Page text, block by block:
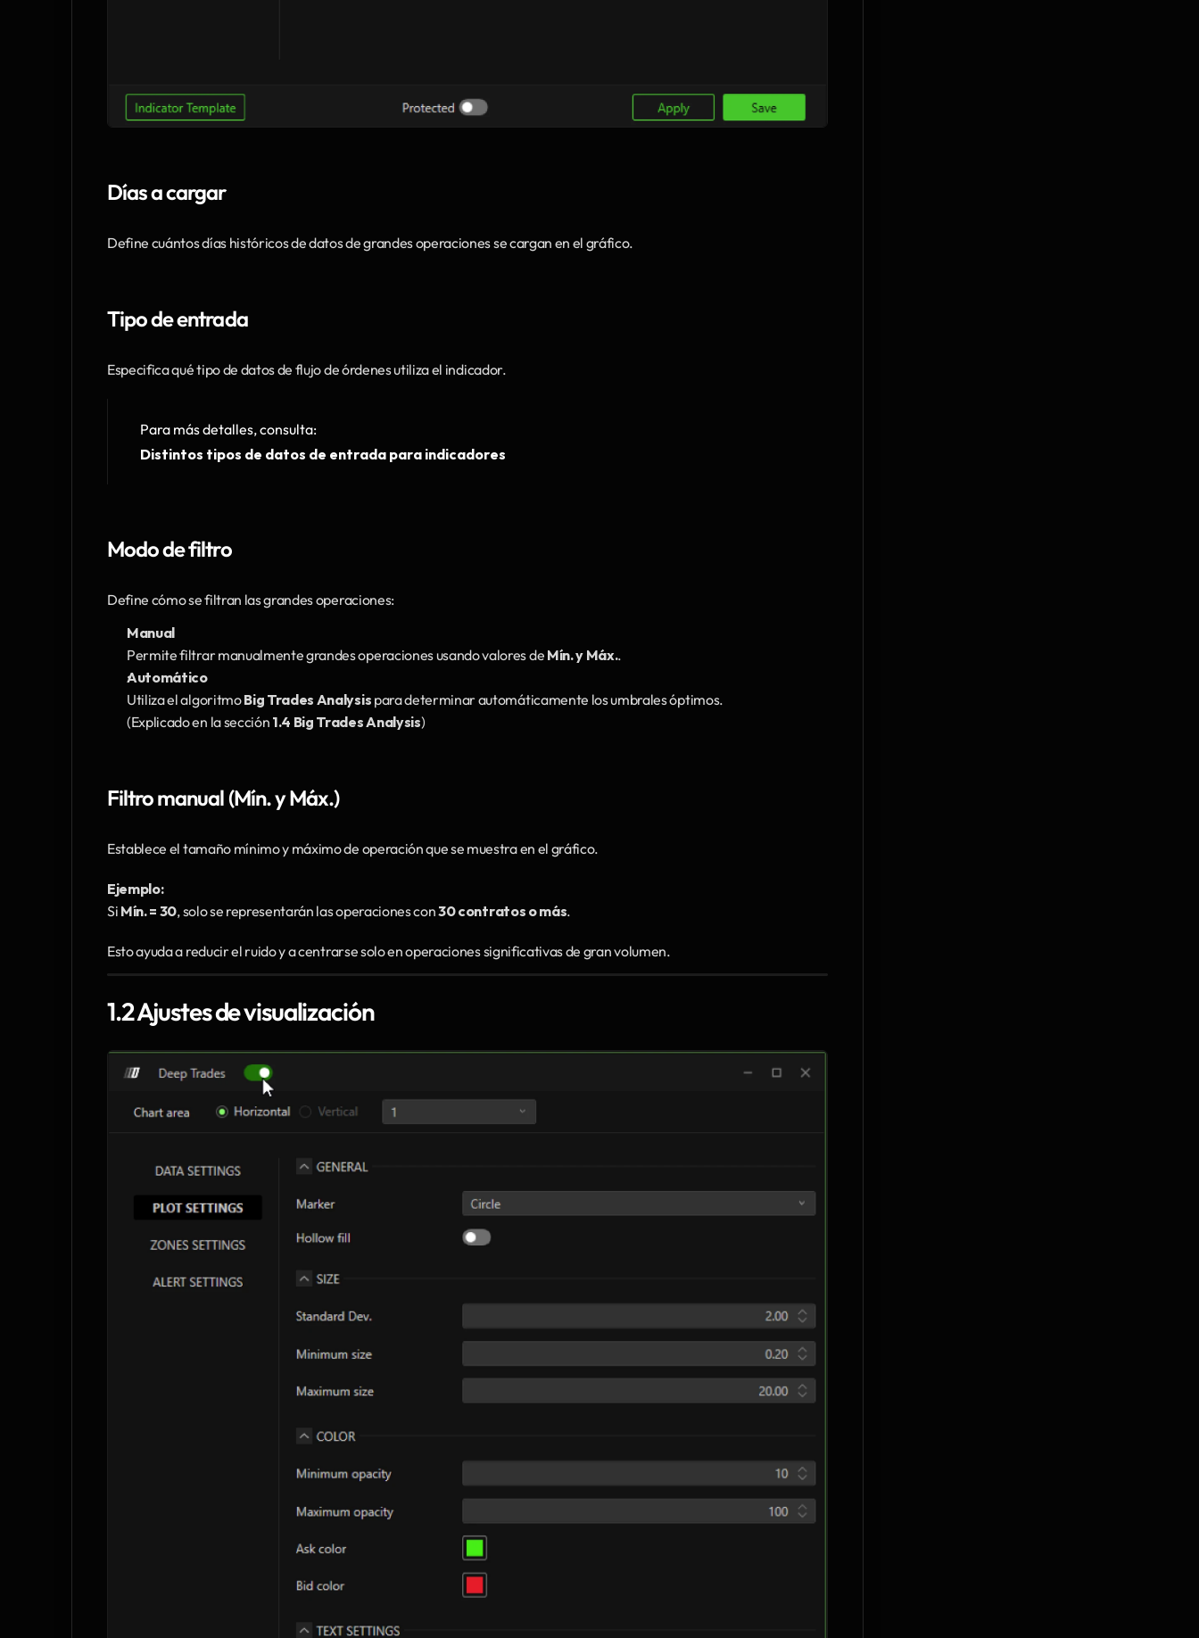
Días a cargar
Define cuántos días históricos de datos de grandes operaciones se cargan en el gráfico.
Tipo de entrada
Especifica qué tipo de datos de flujo de órdenes utiliza el indicador.
Para más detalles, consulta:
Distintos tipos de datos de entrada para indicadores
Modo de filtro
Define cómo se filtran las grandes operaciones:
Manual
Permite filtrar manualmente grandes operaciones usando valores de Mín. y Máx..
Automático
Utiliza el algoritmo Big Trades Analysis para determinar automáticamente los umbrales óptimos.
(Explicado en la sección 1.4 Big Trades Analysis)
Filtro manual (Mín. y Máx.)
Establece el tamaño mínimo y máximo de operación que se muestra en el gráfico.
Ejemplo:
Si Mín. = 30, solo se representarán las operaciones con 30 contratos o más.
Esto ayuda a reducir el ruido y a centrarse solo en operaciones significativas de gran volumen.
1.2 Ajustes de visualización